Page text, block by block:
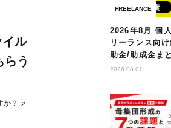
ル
う
か？ メ
FREELANCE
2026年8月 個
リーランス向
助金/助成金ま
2026.08.01